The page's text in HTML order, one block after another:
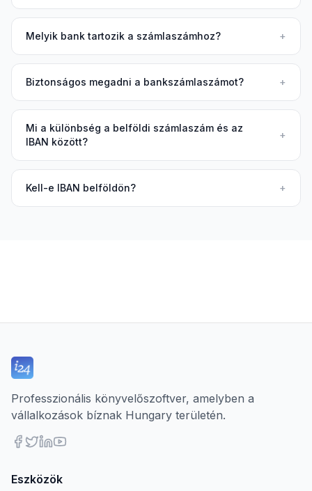
Melyik bank tartozik a számlaszámhoz? +
Biztonságos megadni a bankszámlaszámot? +
Mi a különbség a belföldi számlaszám és az
IBAN között?
+
Kell-e IBAN belföldön? +
Professzionális könyvelőszoftver, amelyben a
vállalkozások bíznak Hungary területén.
Eszközök